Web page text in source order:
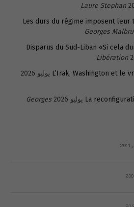
Laure Stephan
Les durs du régime imposent
Georges
Disparus du Sud-Liban «Si cela
Libération
L’Irak, Washington et le
La
Georges